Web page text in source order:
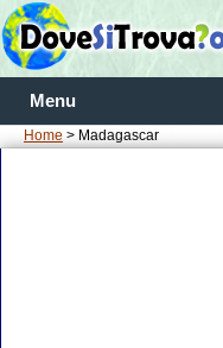
Menu
Home > Madagascar